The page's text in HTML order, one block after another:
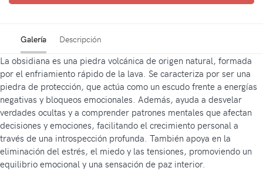
Galería Descripción
La obsidiana es una piedra volcánica de origen natural, formada
por el enfriamiento rápido de la lava. Se caracteriza por ser una
piedra de protección, que actúa como un escudo frente a energías
negativas y bloqueos emocionales. Además, ayuda a desvelar
verdades ocultas y a comprender patrones mentales que afectan
decisiones y emociones, facilitando el crecimiento personal a
través de una introspección profunda. También apoya en la
eliminación del estrés, el miedo y las tensiones, promoviendo un
equilibrio emocional y una sensación de paz interior.